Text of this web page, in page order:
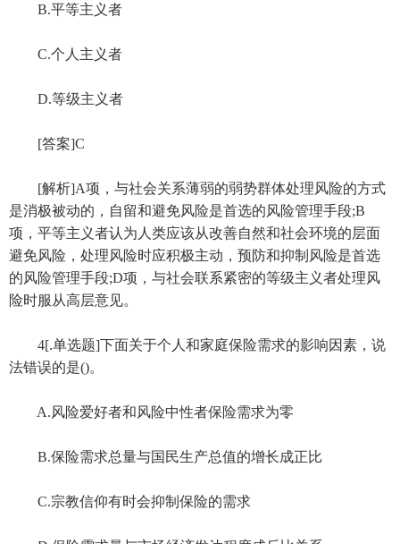
B.平等主义者
C.个人主义者
D.等级主义者
[答案]C
[解析]A项，与社会关系薄弱的弱势群体处理风险的方式
是消极被动的，自留和避免风险是首选的风险管理手段;B
项，平等主义者认为人类应该从改善自然和社会环境的层面
避免风险，处理风险时应积极主动，预防和抑制风险是首选
的风险管理手段;D项，与社会联系紧密的等级主义者处理风
险时服从高层意见。
4[.单选题]下面关于个人和家庭保险需求的影响因素，说
法错误的是()。
A.风险爱好者和风险中性者保险需求为零
B.保险需求总量与国民生产总值的增长成正比
C.宗教信仰有时会抑制保险的需求